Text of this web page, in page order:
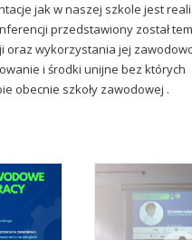
jak w naszej szkole jest
przedstawiony został
oraz wykorzystania jej
i środki unijne bez których
obecnie szkoły zawodowej .